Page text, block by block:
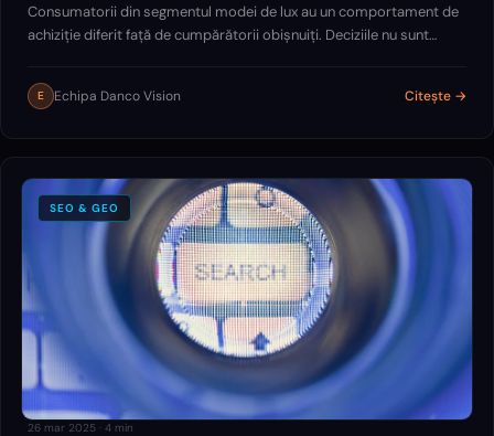
Consumatorii din segmentul modei de lux au un comportament de
achiziție diferit față de cumpărătorii obișnuiți. Deciziile nu sunt
E Echipa Danco Vision Citește →
SEO & GEO
26 mar 2025 · 4 min